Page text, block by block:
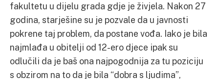
fakultetu u dijelu grada gdje je živjela. Nakon 27
godina, starješine su je pozvale da u javnosti
pokrene taj problem, da postane vođa. Iako je bila
najmlađa u obitelji od 12-ero djece ipak su
odlučili da je baš ona najpogodnija za tu poziciju
s obzirom na to da je bila “dobra s ljudima”,